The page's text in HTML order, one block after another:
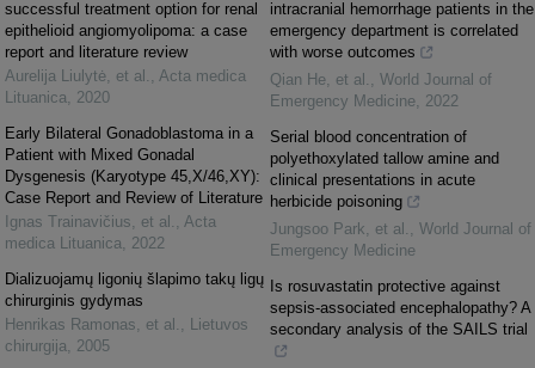
successful treatment option for renal
epithelioid angiomyolipoma: a case
report and literature review
Aurelija Liulytė, et al. , Acta medica
Lituanica, 2020
Early Bilateral Gonadoblastoma in a
Patient with Mixed Gonadal
Dysgenesis (Karyotype 45,X/46,XY):
Case Report and Review of Literature
Ignas Trainavičius, et al. , Acta
medica Lituanica, 2022
Dializuojamų ligonių šlapimo takų ligų
chirurginis gydymas
Henrikas Ramonas, et al. , Lietuvos
chirurgija, 2005
intracranial hemorrhage patients in the
emergency department is correlated
with worse outcomes
Qian He, et al. , World Journal of
Emergency Medicine, 2022
Serial blood concentration of
polyethoxylated tallow amine and
clinical presentations in acute
herbicide poisoning
Jungsoo Park, et al. , World Journal of
Emergency Medicine
Is rosuvastatin protective against
sepsis-associated encephalopathy? A
secondary analysis of the SAILS trial